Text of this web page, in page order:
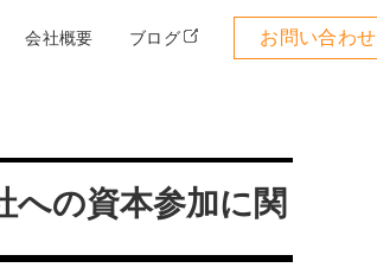
会社概要 ブログ お問い合わせ
の資本参加に関